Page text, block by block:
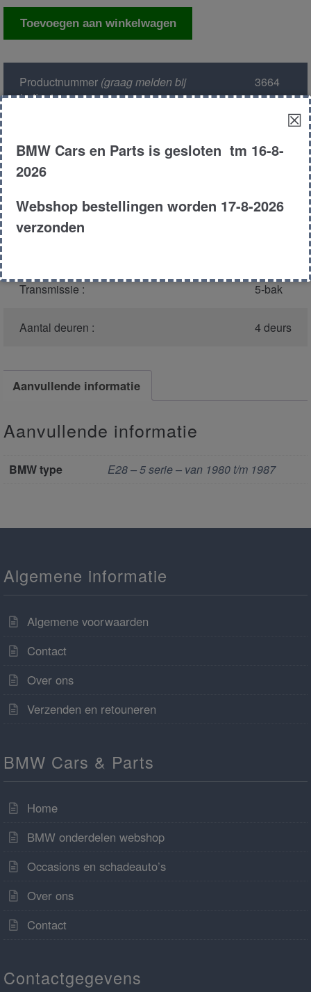
Gasklephuis
Toevoegen aan winkelwagen
Productnummer(graag melden bij
bellen):
3664
Carroserie :
Type : 525e
Transmissie : 5-bak
Aantal deuren : 4 deurs
Aanvullende informatie
Aanvullende informatie
BMW type E28 – 5 serie – van 1980 t/m 1987
Algemene informatie
Algemene voorwaarden
Contact
Over ons
Verzenden en retouneren
BMW Cars & Parts
Home
BMW onderdelen webshop
Occasions en schadeauto’s
Over ons
Contact
Contactgegevens
☒
BMW Cars en Parts is gesloten tm 16-8-
2026
Webshop bestellingen worden 17-8-2026
verzonden